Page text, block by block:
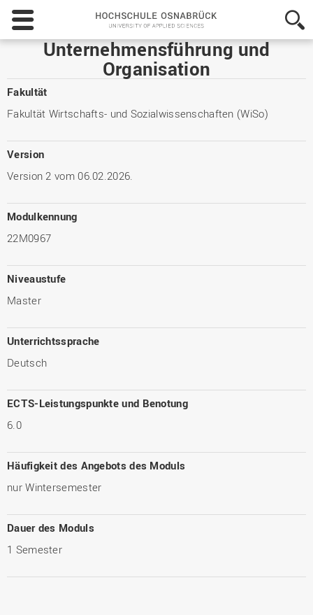
Hochschule
Osnabrück
-
University
Applied
Unternehmensführung und
Organisation
Fakultät
Fakultät Wirtschafts- und Sozialwissenschaften (WiSo)
Version
Version 2 vom 06.02.2026.
Modulkennung
22M0967
Niveaustufe
Master
Unterrichtssprache
Deutsch
ECTS-Leistungspunkte und Benotung
6.0
Häufigkeit des Angebots des Moduls
nur Wintersemester
Dauer des Moduls
1 Semester